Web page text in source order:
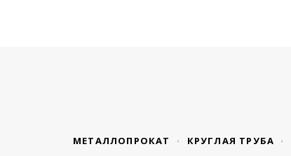
МЕТАЛЛОПРОКАТ КРУГЛАЯ ТРУБА